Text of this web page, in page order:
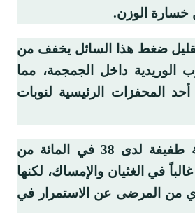
خسارة الوزن.
ضغط هذا السائل يخفف من
الوريدية داخل الجمجمة، مما
أحد المحفزات الرئيسية لنوبات
وسُجّلت آثار جانبية طفيفة لدى 38 في المائة من
في الغثيان والإمساك، لكنها
من المرضى عن الاستمرار في